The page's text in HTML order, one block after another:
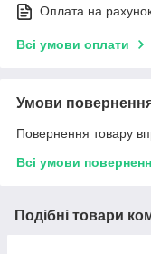
Оплата на
Всі умови оплати
Умови
Повернення товару
Всі умови
Подібні товари